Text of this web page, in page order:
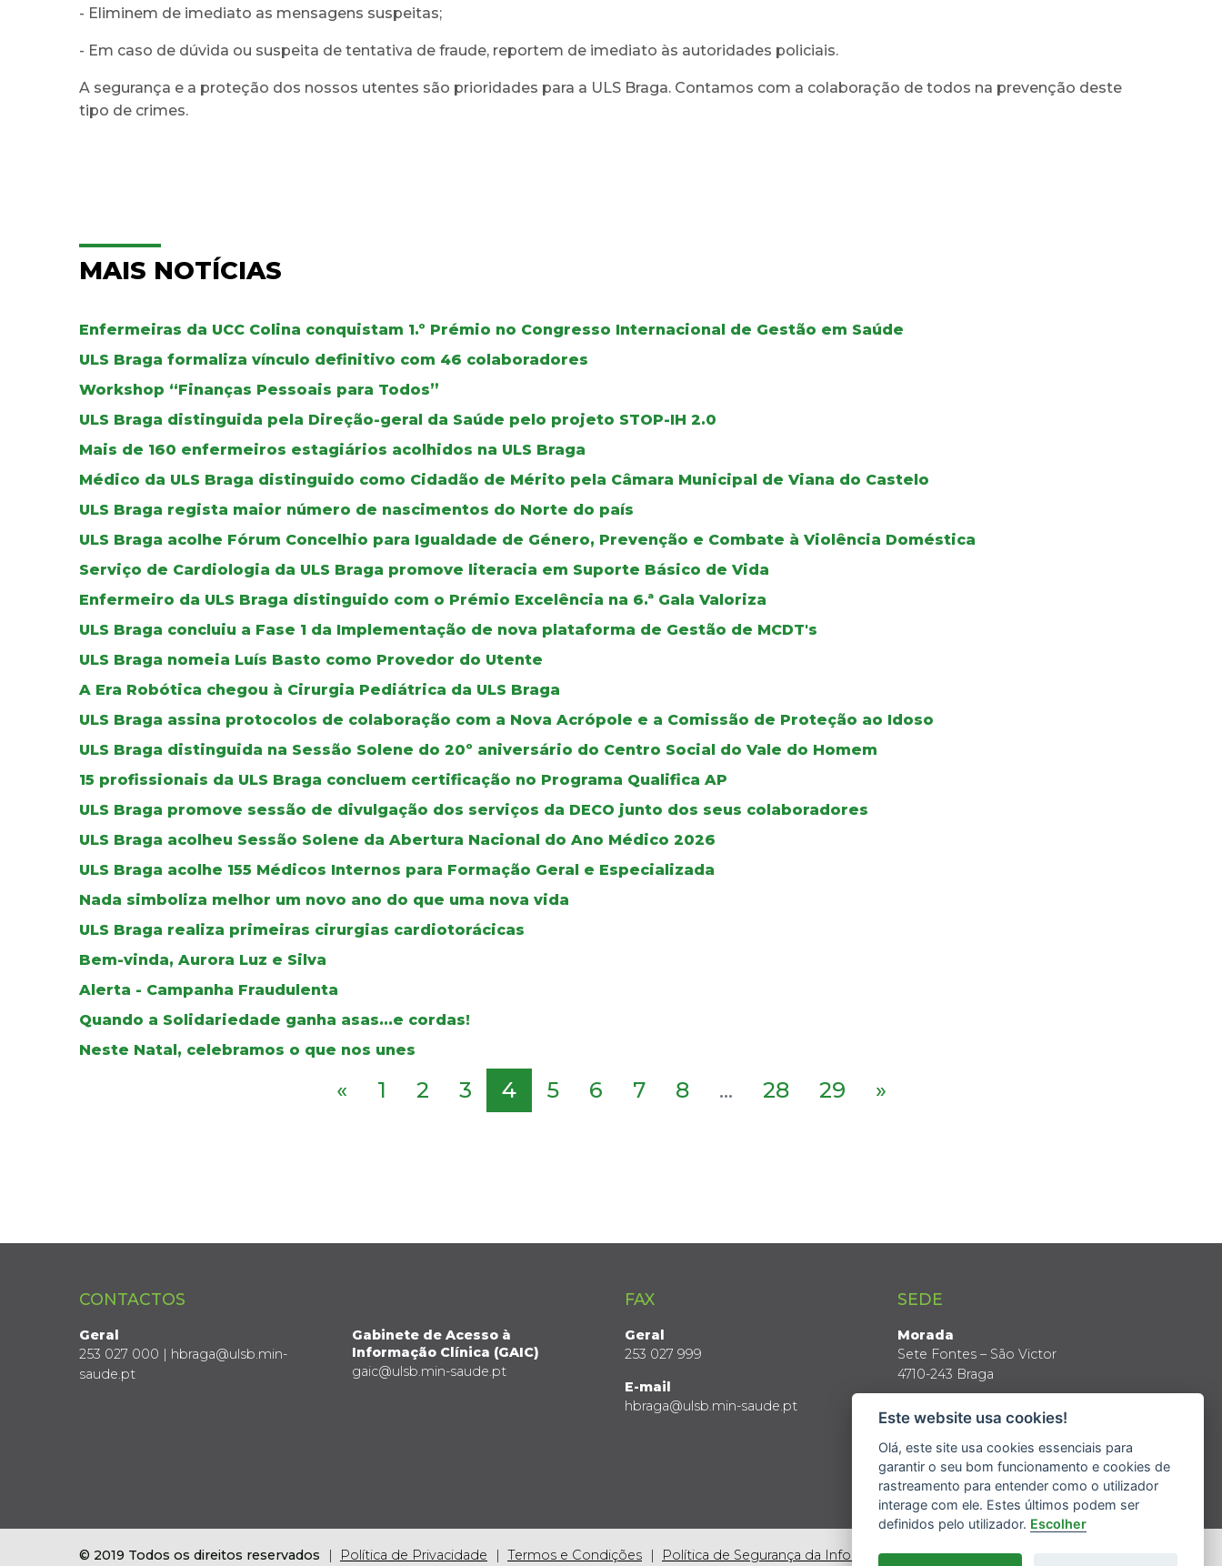
- Eliminem de imediato as mensagens suspeitas;
- Em caso de dúvida ou suspeita de tentativa de fraude, reportem de imediato às autoridades policiais.
A segurança e a proteção dos nossos utentes são prioridades para a ULS Braga. Contamos com a colaboração de todos na prevenção deste
tipo de crimes.
MAIS NOTÍCIAS
Enfermeiras da UCC Colina conquistam 1.º Prémio no Congresso Internacional de Gestão em Saúde
ULS Braga formaliza vínculo definitivo com 46 colaboradores
Workshop “Finanças Pessoais para Todos”
ULS Braga distinguida pela Direção-geral da Saúde pelo projeto STOP-IH 2.0
Mais de 160 enfermeiros estagiários acolhidos na ULS Braga
Médico da ULS Braga distinguido como Cidadão de Mérito pela Câmara Municipal de Viana do Castelo
ULS Braga regista maior número de nascimentos do Norte do país
ULS Braga acolhe Fórum Concelhio para Igualdade de Género, Prevenção e Combate à Violência Doméstica
Serviço de Cardiologia da ULS Braga promove literacia em Suporte Básico de Vida
Enfermeiro da ULS Braga distinguido com o Prémio Excelência na 6.ª Gala Valoriza
ULS Braga concluiu a Fase 1 da Implementação de nova plataforma de Gestão de MCDT's
ULS Braga nomeia Luís Basto como Provedor do Utente
A Era Robótica chegou à Cirurgia Pediátrica da ULS Braga
ULS Braga assina protocolos de colaboração com a Nova Acrópole e a Comissão de Proteção ao Idoso
ULS Braga distinguida na Sessão Solene do 20º aniversário do Centro Social do Vale do Homem
15 profissionais da ULS Braga concluem certificação no Programa Qualifica AP
ULS Braga promove sessão de divulgação dos serviços da DECO junto dos seus colaboradores
ULS Braga acolheu Sessão Solene da Abertura Nacional do Ano Médico 2026
ULS Braga acolhe 155 Médicos Internos para Formação Geral e Especializada
Nada simboliza melhor um novo ano do que uma nova vida
ULS Braga realiza primeiras cirurgias cardiotorácicas
Bem-vinda, Aurora Luz e Silva
Alerta - Campanha Fraudulenta
Quando a Solidariedade ganha asas...e cordas!
Neste Natal, celebramos o que nos unes
« 1 2 3 4 5 6 7 8 ... 28 29 »
CONTACTOS
Geral
253 027 000 | hbraga@ulsb.min-
saude.pt
Gabinete de Acesso à
Informação Clínica (GAIC)
gaic@ulsb.min-saude.pt
FAX
Geral
253 027 999
E-mail
hbraga@ulsb.min-saude.pt
SEDE
Morada
Sete Fontes – São Victor
4710-243 Braga
Latitude: 41º 34’ N
Longitude: 8º 24’ W
© 2019 Todos os direitos reservados Política de Privacidade Termos e Condições Política de Segurança da Informação
Este website usa cookies!
Olá, este site usa cookies essenciais para
garantir o seu bom funcionamento e cookies de
rastreamento para entender como o utilizador
interage com ele. Estes últimos podem ser
definidos pelo utilizador. Escolher